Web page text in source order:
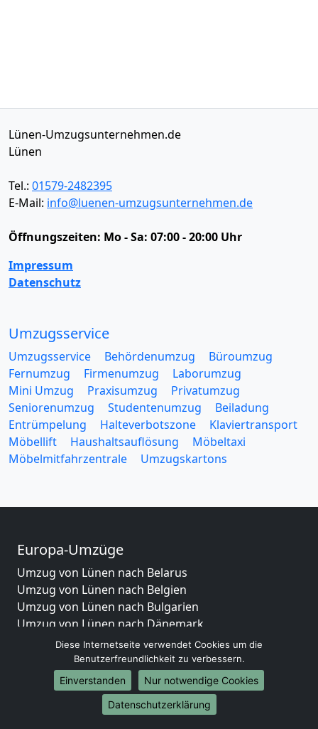
Lünen-Umzugsunternehmen.de
Lünen
Tel.: 01579-2482395
E-Mail: info@luenen-umzugsunternehmen.de
Öffnungszeiten: Mo - Sa: 07:00 - 20:00 Uhr
Impressum
Datenschutz
Umzugsservice
Umzugsservice Behördenumzug
Büroumzug
Fernumzug
Firmenumzug
Laborumzug
Mini Umzug
Praxisumzug
Privatumzug
Seniorenumzug
Studentenumzug
Beiladung
Entrümpelung
Halteverbotszone
Klaviertransport
Möbellift
Haushaltsauflösung
Möbeltaxi
Möbelmitfahrzentrale
Umzugskartons
Europa-Umzüge
Umzug von Lünen nach Belarus
Umzug von Lünen nach Belgien
Umzug von Lünen nach Bulgarien
Umzug von Lünen nach Dänemark
Umzug von Lünen nach England
Umzug von Lünen nach Portugal
Umzug von Lünen nach Bosnien und Herzegowina
Umzug von Lünen nach Irland
Umzug von Lünen nach Lettland
Diese Internetseite verwendet Cookies um die
Benutzerfreundlichkeit zu verbessern.
Einverstanden
Nur notwendige Cookies
Datenschutzerklärung